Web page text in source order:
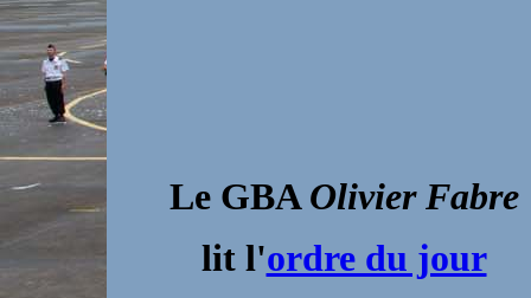
Le GBA Olivier Fabre
lit l'ordre du jour